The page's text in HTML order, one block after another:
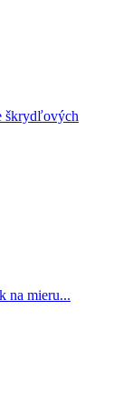
škrydľových
na mieru...